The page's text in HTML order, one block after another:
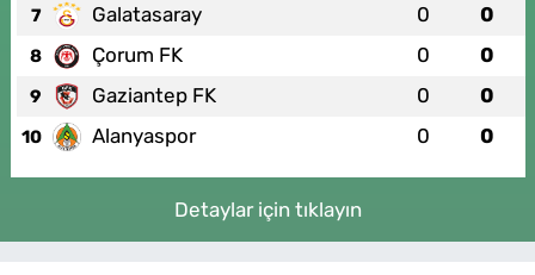
7 Galatasaray 0 0
8 Çorum FK 0 0
9 Gaziantep FK 0 0
10 Alanyaspor 0 0
Detaylar için tıklayın